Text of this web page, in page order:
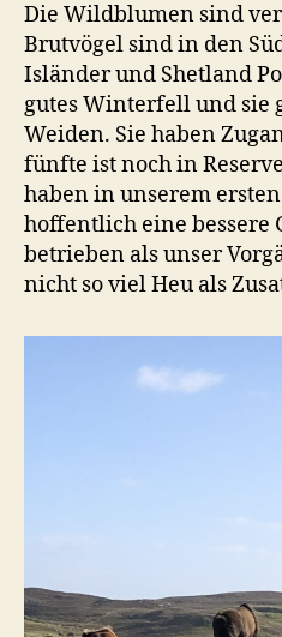
Die Wildblumen sind
Brutvögel sind in den
Isländer und Shetland
gutes Winterfell und sie
Weiden. Sie haben
fünfte ist noch in
haben in unserem
hoffentlich eine bessere
betrieben als unser
nicht so viel Heu als